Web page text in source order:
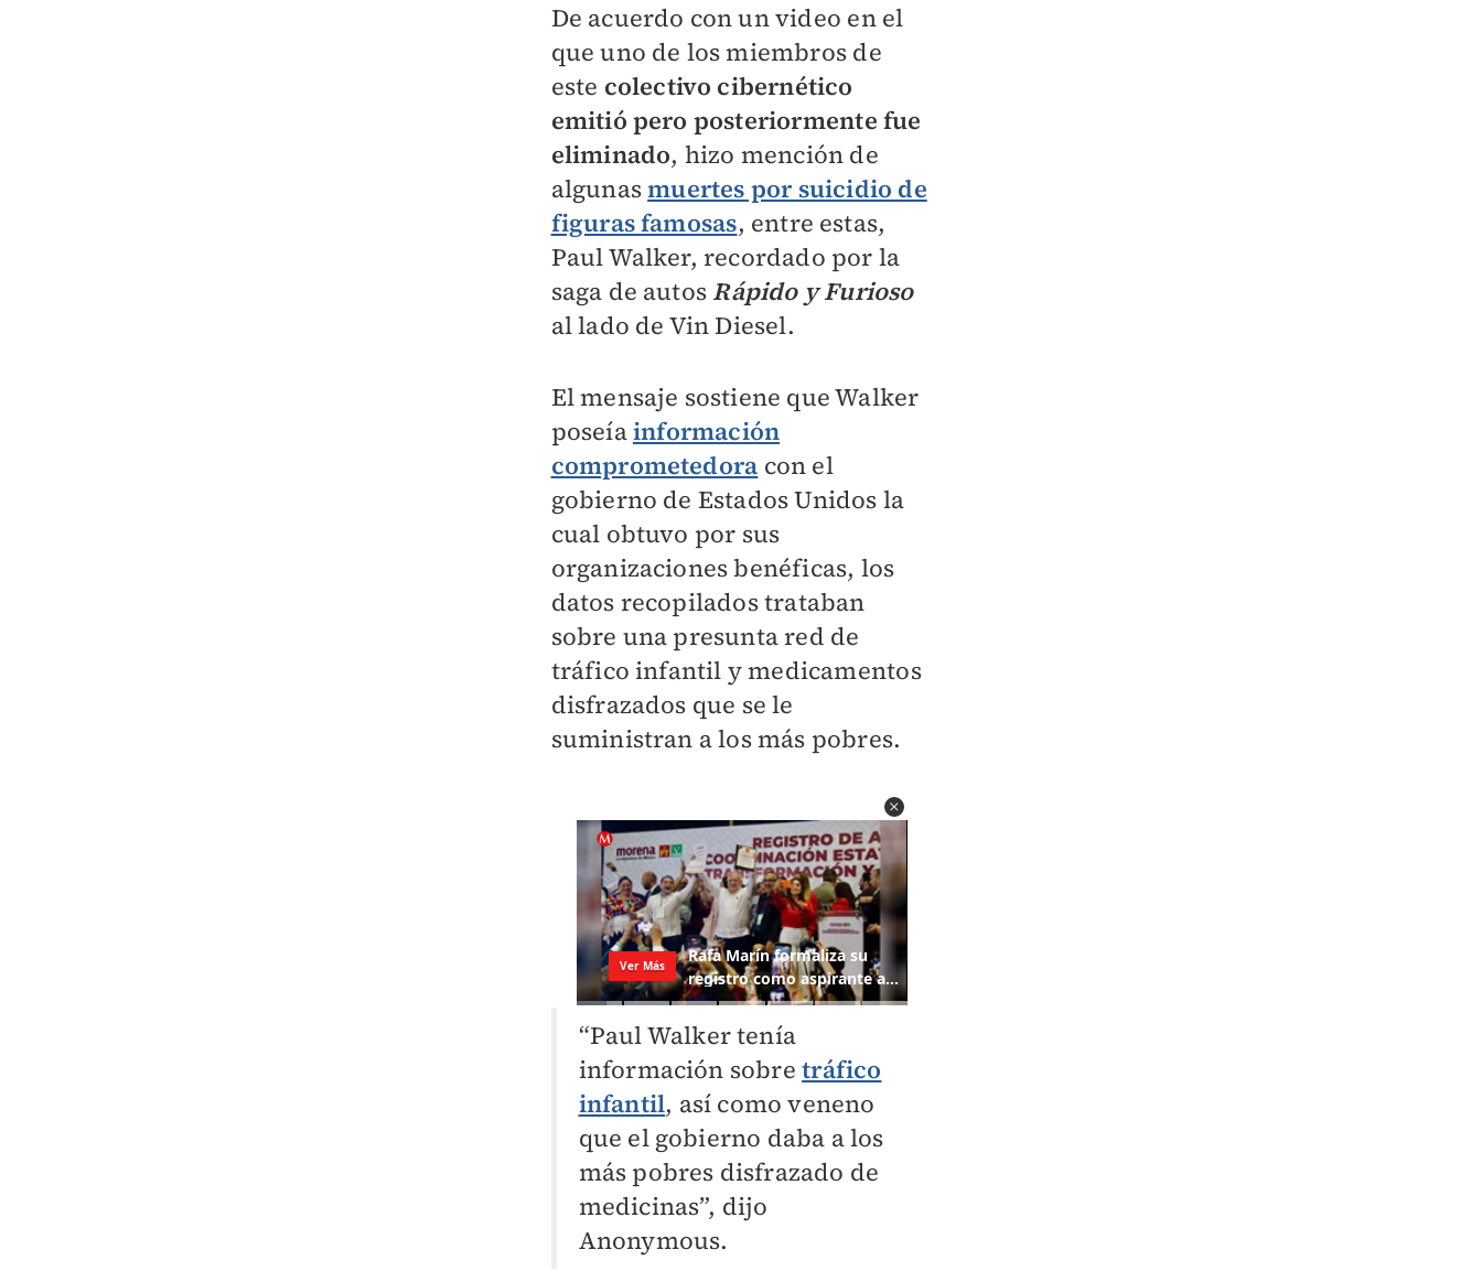
De acuerdo con un video en el
que uno de los miembros de
este colectivo cibernético
emitió pero posteriormente fue
eliminado, hizo mención de
algunasmuertes por suicidio de
figuras famosas, entre estas,
Paul Walker, recordado por la
saga de autos Rápido y Furioso
al lado de Vin Diesel.
El mensaje sostiene que Walker
poseíainformación
comprometedora con el
gobierno de Estados Unidos la
cual obtuvo por sus
organizaciones benéficas, los
datos recopilados trataban
sobre una presunta red de
tráfico infantil y medicamentos
disfrazados que se le
suministran a los más pobres.
“Paul Walker tenía
información sobretráfico
infantil, así como veneno
que el gobierno daba a los
más pobres disfrazado de
medicinas”, dijo
Anonymous.